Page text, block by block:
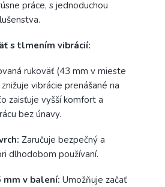
práce, s jednoduchou
s tlmením vibrácií:
rukoväť (43 mm v mieste
vibrácie prenášané na
zaisťuje vyšší komfort a
bez únavy.
Zaručuje bezpečný a
dlhodobom používaní.
mm v balení: Umožňuje začať